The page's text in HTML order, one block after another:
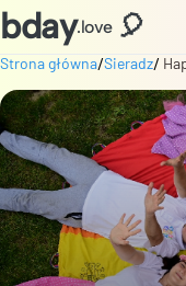
bday.love 🎈
Strona główna/Sieradz/